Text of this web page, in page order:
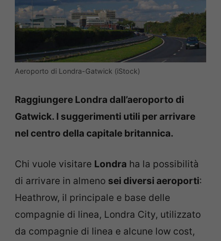
Aeroporto di Londra-Gatwick (iStock)
Raggiungere Londra dall’aeroporto di
Gatwick. I suggerimenti utili per arrivare
nel centro della capitale britannica.
Chi vuole visitare Londra ha la possibilità
di arrivare in almeno sei diversi aeroporti:
Heathrow, il principale e base delle
compagnie di linea, Londra City, utilizzato
da compagnie di linea e alcune low cost,